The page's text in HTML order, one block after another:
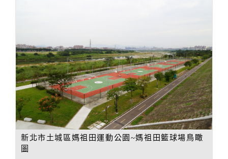
新北市土城區媽祖田運動公園~媽祖田籃球場鳥瞰
圖